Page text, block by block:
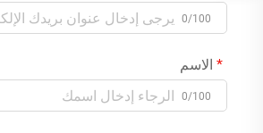
0/100
الاسم
0/100